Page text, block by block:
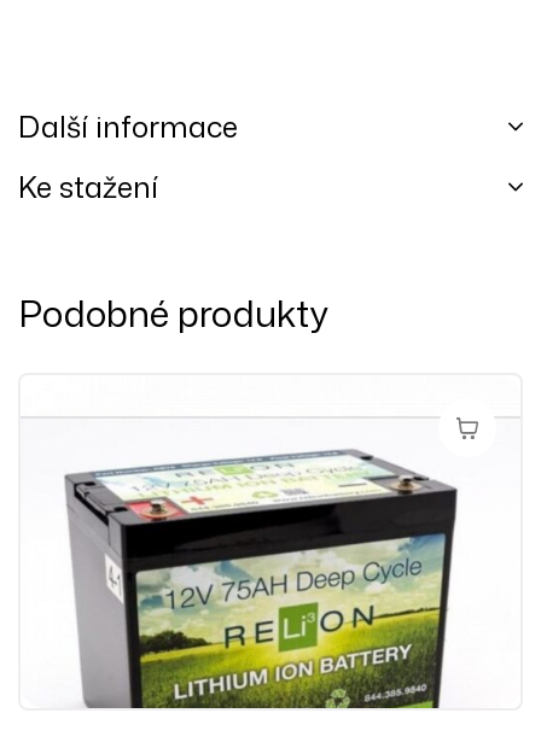
Další informace
Ke stažení
Podobné produkty
Přidat Do